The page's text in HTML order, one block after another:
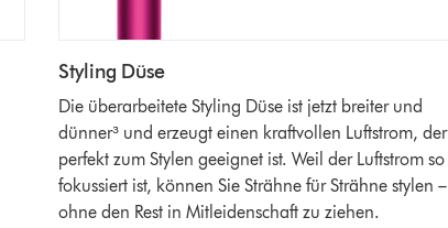
Styling Düse
Die überarbeitete Styling Düse ist jetzt breiter und
dünner³ und erzeugt einen kraftvollen Luftstrom, der
perfekt zum Stylen geeignet ist. Weil der Luftstrom so
fokussiert ist, können Sie Strähne für Strähne stylen –
ohne den Rest in Mitleidenschaft zu ziehen.